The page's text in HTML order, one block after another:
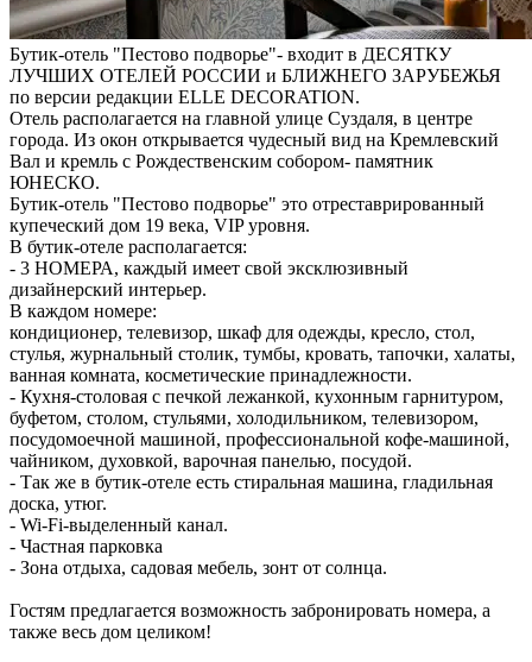
Бутик-отель "Пестово подворье"- входит в ДЕСЯТКУ
ЛУЧШИХ ОТЕЛЕЙ РОССИИ и БЛИЖНЕГО ЗАРУБЕЖЬЯ
по версии редакции ELLE DECORATION.
Отель располагается на главной улице Суздаля, в центре
города. Из окон открывается чудесный вид на Кремлевский
Вал и кремль с Рождественским собором- памятник
ЮНЕСКО.
Бутик-отель "Пестово подворье" это отреставрированный
купеческий дом 19 века, VIP уровня.
В бутик-отеле располагается:
- 3 НОМЕРА, каждый имеет свой эксклюзивный
дизайнерский интерьер.
В каждом номере:
кондиционер, телевизор, шкаф для одежды, кресло, стол,
стулья, журнальный столик, тумбы, кровать, тапочки, халаты,
ванная комната, косметические принадлежности.
- Кухня-столовая c печкой лежанкой, кухонным гарнитуром,
буфетом, столом, стульями, холодильником, телевизором,
посудомоечной машиной, профессиональной кофе-машиной,
чайником, духовкой, варочная панелью, посудой.
- Так же в бутик-отеле есть стиральная машина, гладильная
доска, утюг.
- Wi-Fi-выделенный канал.
- Частная парковка
- Зона отдыха, садовая мебель, зонт от солнца.
Гостям предлагается возможность забронировать номера, а
также весь дом целиком!